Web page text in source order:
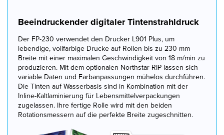
Beeindruckender digitaler Tintenstrahldruck
Der FP-230 verwendet den Drucker L901 Plus, um
lebendige, vollfarbige Drucke auf Rollen bis zu 230 mm
Breite mit einer maximalen Geschwindigkeit von 18 m/min zu
produzieren. Mit dem optionalen Northstar RIP lassen sich
variable Daten und Farbanpassungen mühelos durchführen.
Die Tinten auf Wasserbasis sind in Kombination mit der
Inline-Kaltlaminierung für Lebensmittelverpackungen
zugelassen. Ihre fertige Rolle wird mit den beiden
Rotationsmessern auf die perfekte Breite zugeschnitten.